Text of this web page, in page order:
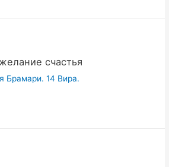
счастья
Брамари. 14 Вира.